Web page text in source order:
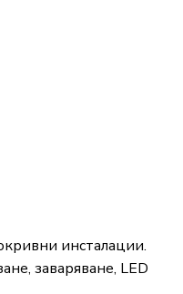
инсталации.
заваряване, LED